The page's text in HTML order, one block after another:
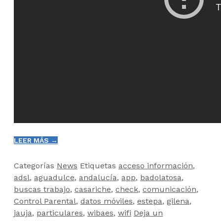
LEER MÁS →
Categorías News Etiquetas acceso información,
adsl, aguadulce, andalucía, app, badolatosa,
buscas trabajo, casariche, check, comunicación,
Control Parental, datos móviles, estepa, gilena,
jauja, particulares, wibaes, wifi Deja un